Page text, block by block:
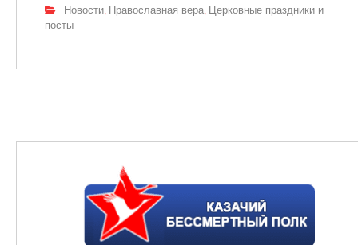
Новости, Православная вера,
Церковные праздники и
посты